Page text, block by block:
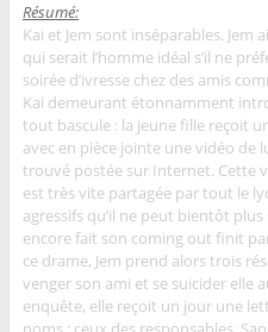
Résumé:
Kai et Jem sont inséparables.
qui serait l’homme idéal s’il ne
soirée d’ivresse chez des amis
Kai demeurant étonnamment
tout bascule : la jeune fille reçoit
avec en pièce jointe une vidéo de
trouvé postée sur Internet. Cette
est très vite partagée par tout le
agressifs qu’il ne peut bientôt
encore fait son coming out finit
ce drame, Jem prend alors trois
venger son ami et se suicider elle
enquête, elle reçoit un jour une